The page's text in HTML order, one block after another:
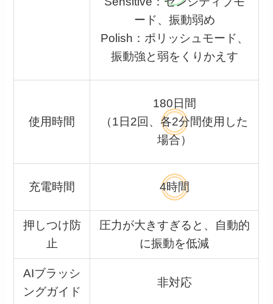
ード、振動弱め
Polish：ポリッシュモード、
振動強と弱をくりかえす
使用時間
180日間
（1日2回、各2分間使用した
場合）
充電時間 4時間
押しつけ防
止
圧力が大きすぎると、自動的
に振動を低減
AIブラッシ
ングガイド
非対応